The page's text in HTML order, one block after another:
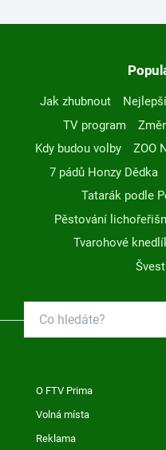
Jak zhubnout
TV program
Kdy budou volby
ZOO
7 pádů Honzy Dědka
Tatarák podle
Pěstování
Tvarohové
O FTV Prima
Volná místa
Reklama